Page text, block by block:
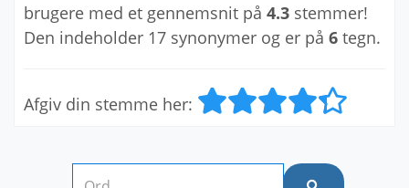
brugere med et gennemsnit på 4.3 stemmer!
Den indeholder 17 synonymer og er på 6 tegn.
Afgiv din stemme her: